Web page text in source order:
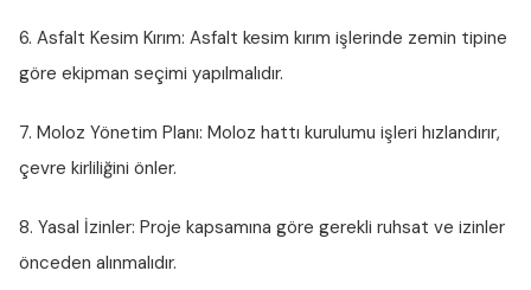
6. Asfalt Kesim Kırım: Asfalt kesim kırım işlerinde zemin tipine
göre ekipman seçimi yapılmalıdır.
7. Moloz Yönetim Planı: Moloz hattı kurulumu işleri hızlandırır,
çevre kirliliğini önler.
8. Yasal İzinler: Proje kapsamına göre gerekli ruhsat ve izinler
önceden alınmalıdır.